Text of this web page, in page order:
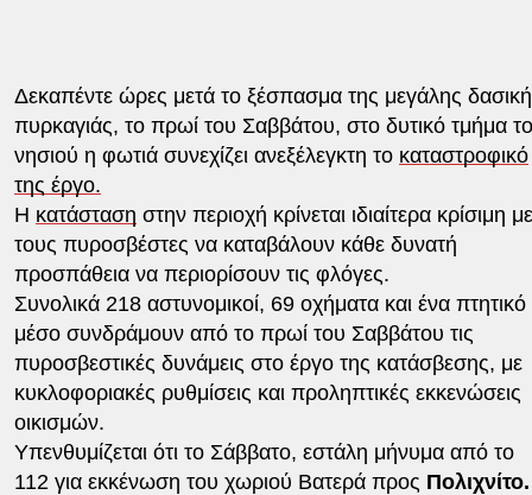
Δεκαπέντε ώρες μετά το ξέσπασμα της μεγάλης
πυρκαγιάς, το πρωί του Σαββάτου, στο δυτικό τμήμα
νησιού η φωτιά συνεχίζει ανεξέλεγκτη το καταστροφικό
της έργο.
Η κατάσταση στην περιοχή κρίνεται ιδιαίτερα κρίσιμη με
τους πυροσβέστες να καταβάλουν κάθε δυνατή
προσπάθεια να περιορίσουν τις φλόγες.
Συνολικά 218 αστυνομικοί, 69 οχήματα και ένα πτητικό
μέσο συνδράμουν από το πρωί του Σαββάτου τις
πυροσβεστικές δυνάμεις στο έργο της κατάσβεσης, με
κυκλοφοριακές ρυθμίσεις και προληπτικές εκκενώσεις
οικισμών.
Υπενθυμίζεται ότι το Σάββατο, εστάλη μήνυμα από το
112 για εκκένωση του χωριού Βατερά προς Πολιχνίτο.